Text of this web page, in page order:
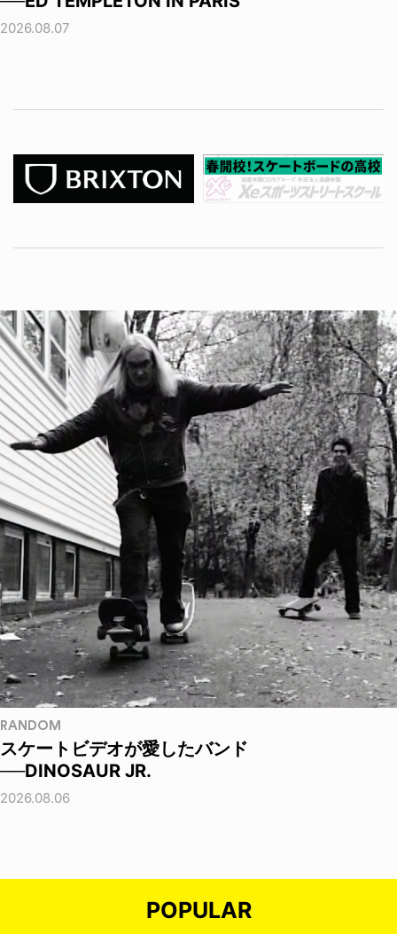
2026.08.07
RANDOM
スケートビデオが愛したバンド
──DINOSAUR JR.
2026.08.06
POPULAR